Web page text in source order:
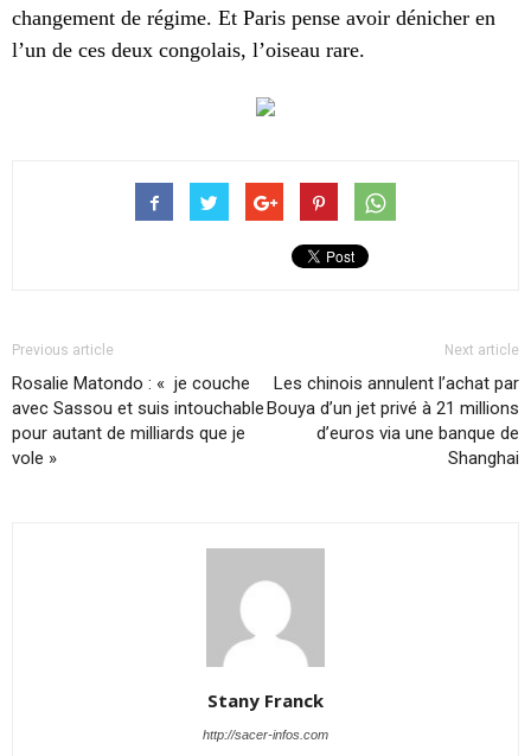
changement de régime. Et Paris pense avoir dénicher en
l’un de ces deux congolais, l’oiseau rare.
Previous article
Rosalie Matondo : « je couche
avec Sassou et suis intouchable
pour autant de milliards que je
vole »
Next article
Les chinois annulent l’achat par
Bouya d’un jet privé à 21 millions
d’euros via une banque de
Shanghai
Stany Franck
http://sacer-infos.com